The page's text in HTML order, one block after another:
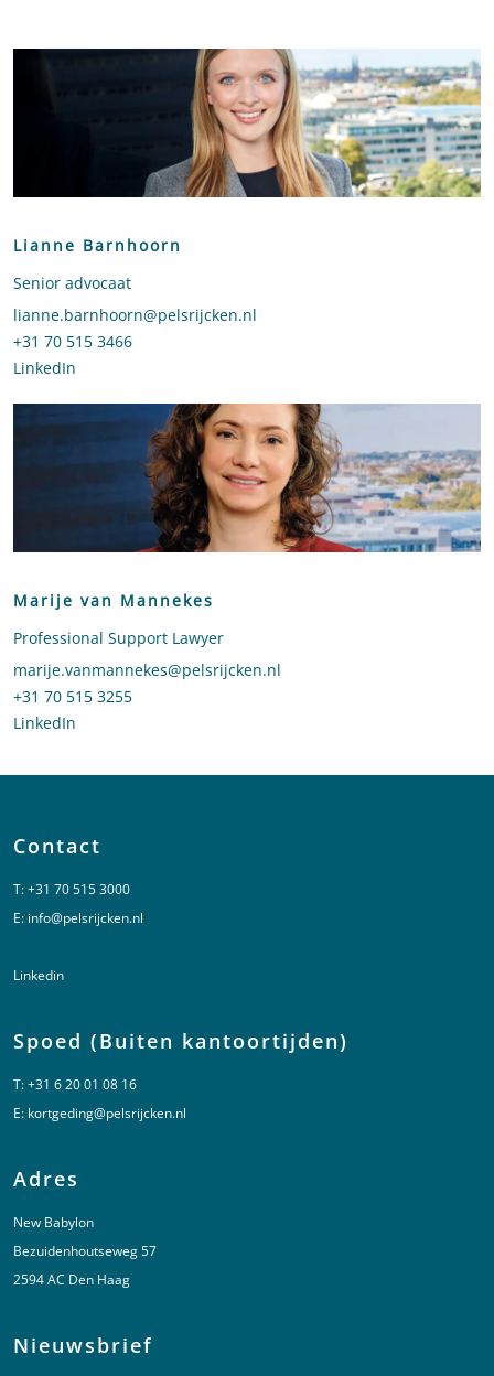
Lianne Barnhoorn
Senior advocaat
Stuur een e-mail naar Lianne Barnhoorn
lianne.barnhoorn@pelsrijcken.nl
Bel naar Lianne Barnhoorn
+31 70 515 3466
LinkedIn
Marije van Mannekes
Professional Support Lawyer
Stuur een e-mail naar Marije van Mannekes
marije.vanmannekes@pelsrijcken.nl
Bel naar Marije van Mannekes
+31 70 515 3255
LinkedIn
Contact
T:+31 70 515 3000
E: info@pelsrijcken.nl
Linkedin
Spoed (Buiten kantoortijden)
T:+31 6 20 01 08 16
E: kortgeding@pelsrijcken.nl
Adres
New Babylon
Bezuidenhoutseweg 57
2594 AC Den Haag
Nieuwsbrief